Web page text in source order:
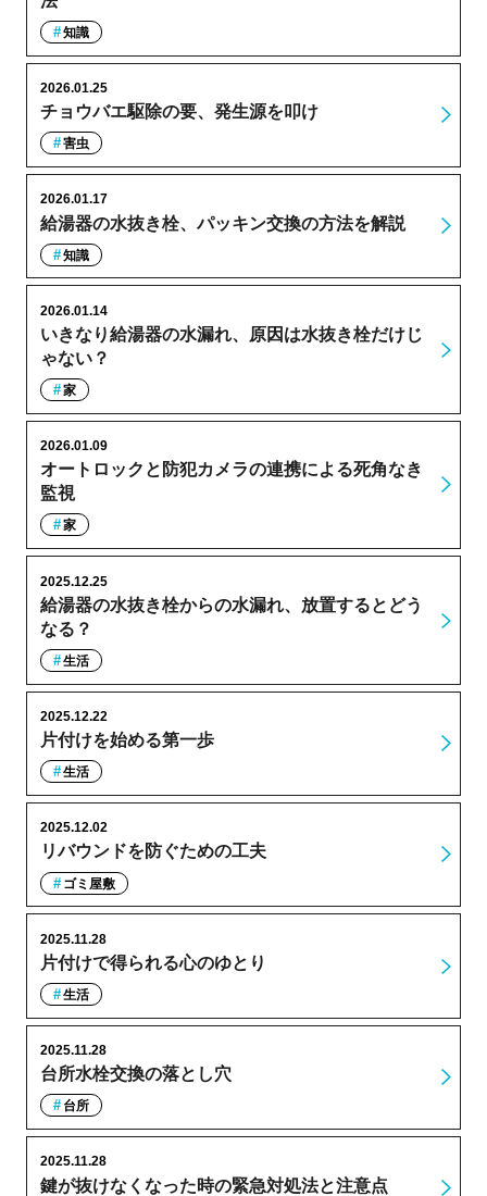
知識
チョウバエ駆除の要、発生源を叩け
2026.01.25
害虫
給湯器の水抜き栓、パッキン交換の方法を解説
2026.01.17
知識
いきなり給湯器の水漏れ、原因は水抜き栓だけじ
ゃない？
2026.01.14
家
オートロックと防犯カメラの連携による死角なき
監視
2026.01.09
家
給湯器の水抜き栓からの水漏れ、放置するとどう
なる？
2025.12.25
生活
片付けを始める第一歩
2025.12.22
生活
リバウンドを防ぐための工夫
2025.12.02
ゴミ屋敷
片付けで得られる心のゆとり
2025.11.28
生活
台所水栓交換の落とし穴
2025.11.28
台所
鍵が抜けなくなった時の緊急対処法と注意点
2025.11.28